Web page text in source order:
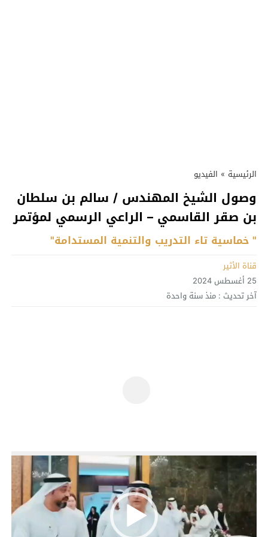
الرئيسية » الفيديو
وصول الشيخ المهندس / سالم بن سلطان
بن صقر القاسمي – الراعي الرسمي لمؤتمر
" خماسية تاء التدريب والتنمية المستدامة"
قناة الأثير
25 أغسطس 2024
آخر تحديث : منذ سنة واحدة
مشغل
الفيديو